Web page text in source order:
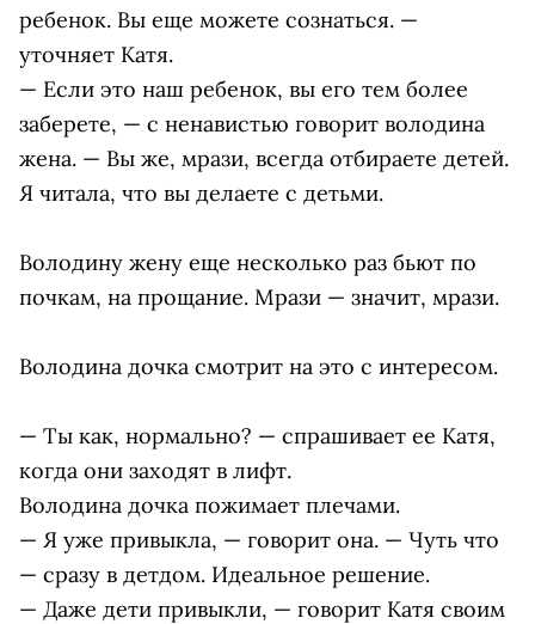
ребенок. Вы еще можете сознаться. —
уточняет Катя.
— Если это наш ребенок, вы его тем более
заберете, — с ненавистью говорит володина
жена. — Вы же, мрази, всегда отбираете детей.
Я читала, что вы делаете с детьми.
Володину жену еще несколько раз бьют по
почкам, на прощание. Мрази — значит, мрази.
Володина дочка смотрит на это с интересом.
— Ты как, нормально? — спрашивает ее Катя,
когда они заходят в лифт.
Володина дочка пожимает плечами.
— Я уже привыкла, — говорит она. — Чуть что
— сразу в детдом. Идеальное решение.
— Даже дети привыкли, — говорит Катя своим